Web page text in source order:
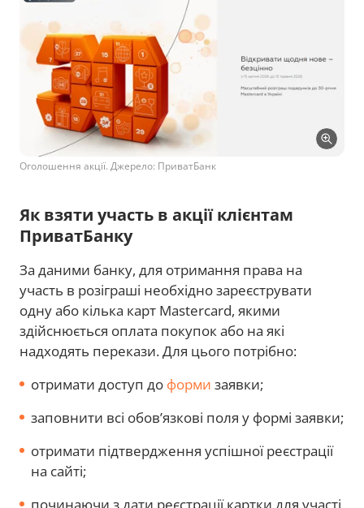
Оголошення акції. Джерело: ПриватБанк
Як взяти участь в акції клієнтам
ПриватБанку
За даними банку, для отримання права на
участь в розіграші необхідно зареєструвати
одну або кілька карт Mastercard, якими
здійснюється оплата покупок або на які
надходять перекази. Для цього потрібно:
отримати доступ до форми заявки;
заповнити всі обов’язкові поля у формі заявки;
отримати підтвердження успішної реєстрації
на сайті;